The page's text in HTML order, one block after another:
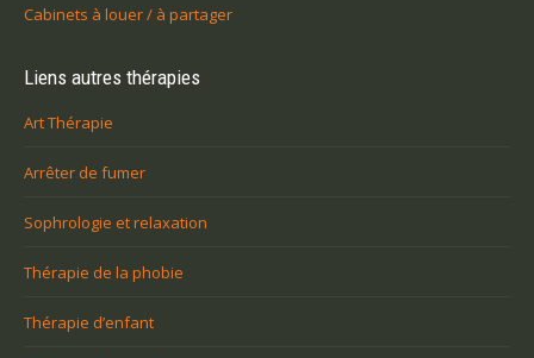
Cabinets à louer / à partager
Liens autres thérapies
Art Thérapie
Arrêter de fumer
Sophrologie et relaxation
Thérapie de la phobie
Thérapie d’enfant